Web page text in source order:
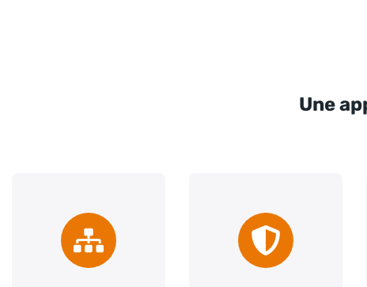
Une